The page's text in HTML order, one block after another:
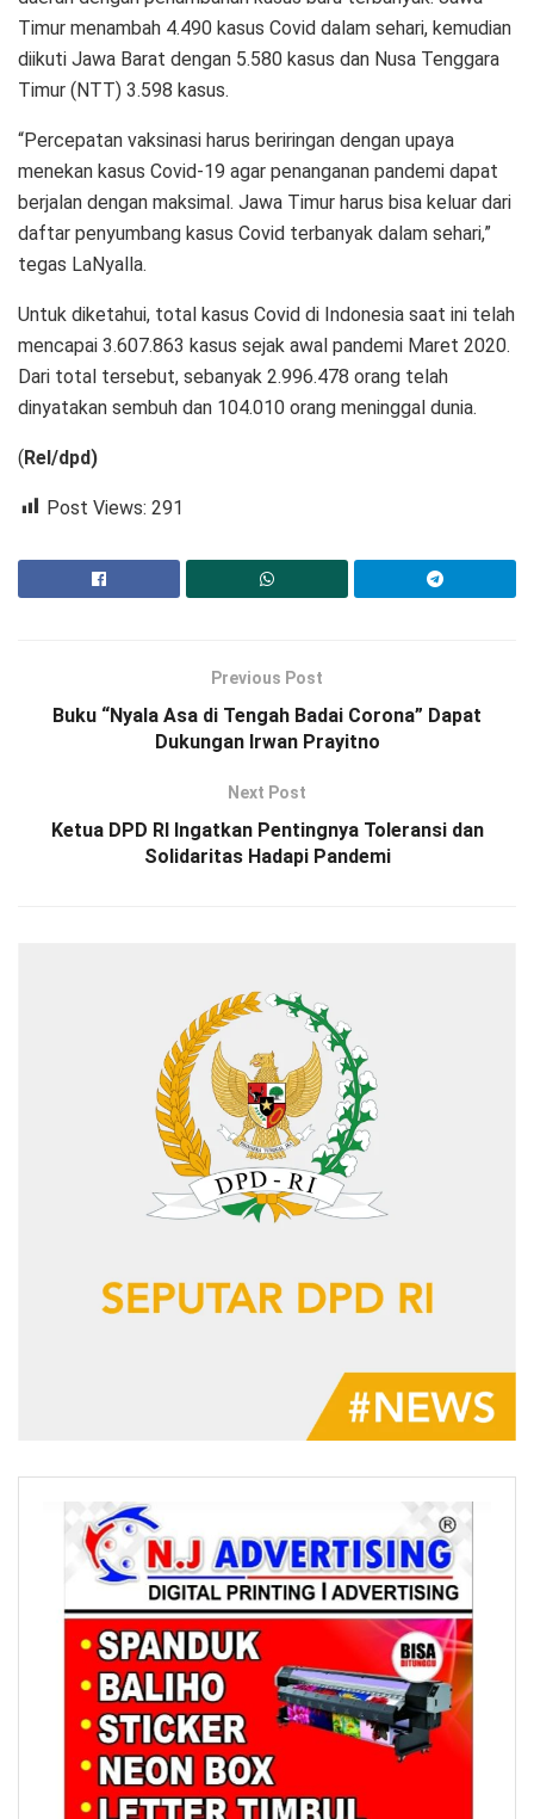
Timur menambah 4.490 kasus Covid dalam sehari, kemudian
diikuti Jawa Barat dengan 5.580 kasus dan Nusa Tenggara
Timur (NTT) 3.598 kasus.
“Percepatan vaksinasi harus beriringan dengan upaya
menekan kasus Covid-19 agar penanganan pandemi dapat
berjalan dengan maksimal. Jawa Timur harus bisa keluar dari
daftar penyumbang kasus Covid terbanyak dalam sehari,”
tegas LaNyalla.
Untuk diketahui, total kasus Covid di Indonesia saat ini telah
mencapai 3.607.863 kasus sejak awal pandemi Maret 2020.
Dari total tersebut, sebanyak 2.996.478 orang telah
dinyatakan sembuh dan 104.010 orang meninggal dunia.
(Rel/dpd)
Post Views: 291
Previous Post
Buku “Nyala Asa di Tengah Badai Corona” Dapat
Dukungan Irwan Prayitno
Next Post
Ketua DPD RI Ingatkan Pentingnya Toleransi dan
Solidaritas Hadapi Pandemi